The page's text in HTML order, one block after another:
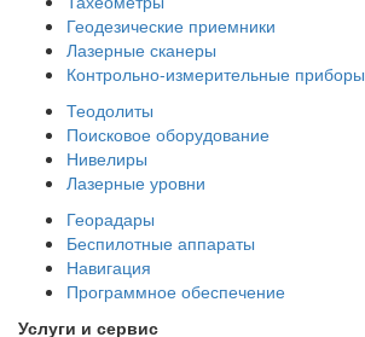
Геодезические приемники
Лазерные сканеры
Контрольно-измерительные приборы
Теодолиты
Поисковое оборудование
Нивелиры
Лазерные уровни
Георадары
Беспилотные аппараты
Навигация
Программное обеспечение
Услуги и сервис